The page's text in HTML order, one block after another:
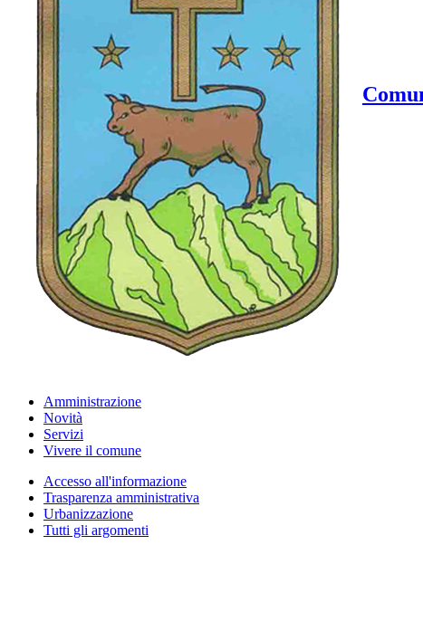
Amministrazione
Novità
Servizi
Vivere il comune
Accesso all'informazione
Trasparenza amministrativa
Urbanizzazione
Tutti gli argomenti